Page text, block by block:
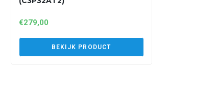
€279,00
BEKIJK PRODUCT